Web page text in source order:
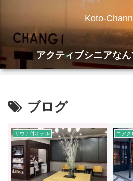
Koto-
アクティブシニアな
ブログ
サウナ付ホテル